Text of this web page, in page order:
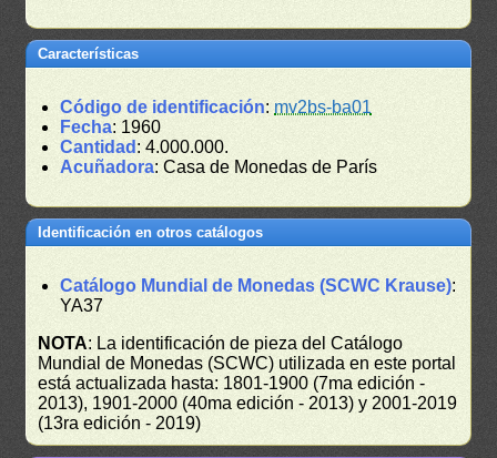
Características
Código de identificación: mv2bs-ba01
Fecha: 1960
Cantidad : 4.000.000.
Acuñadora: Casa de Monedas de París
Identificación en otros catálogos
Catálogo Mundial de Monedas (SCWC Krause):
YA37
NOTA: La identificación de pieza del Catálogo
Mundial de Monedas (SCWC) utilizada en este portal
está actualizada hasta: 1801-1900 (7ma edición -
2013), 1901-2000 (40ma edición - 2013) y 2001-2019
(13ra edición - 2019)